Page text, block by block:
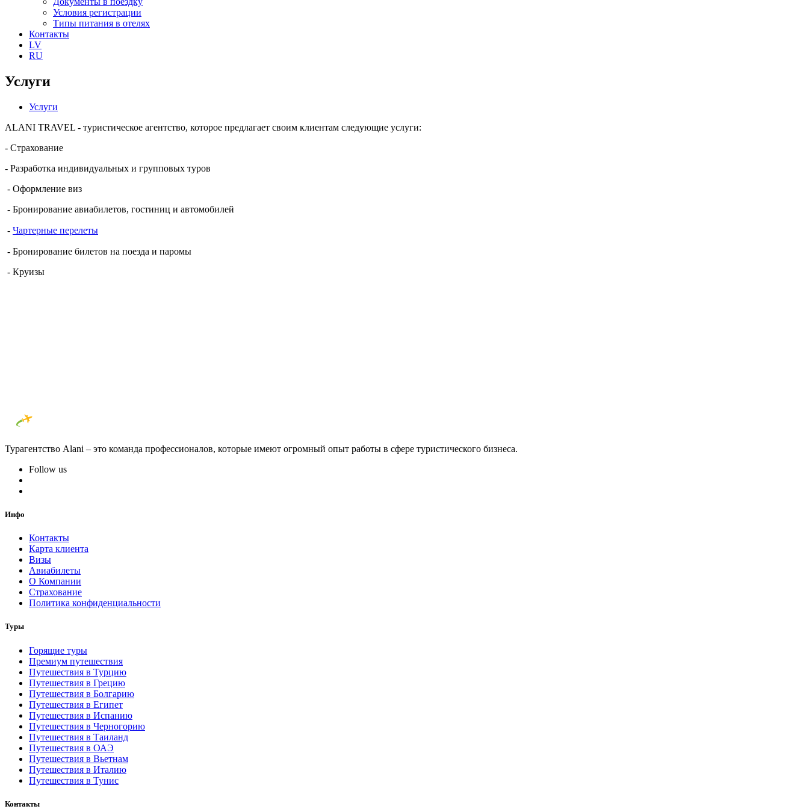
Условия регистрации
Типы питания в отелях
Контакты
LV
RU
Услуги
Услуги
ALANI TRAVEL - туристическое агентство, которое предлагает своим клиентам следующие услуги:
- Страхование
- Разработка индивидуальных и групповых туров
- Оформление виз
- Бронирование авиабилетов, гостиниц и автомобилей
- Чартерные перелеты
- Бронирование билетов на поезда и паромы
- Круизы
Турагентство Alani – это команда профессионалов, которые имеют огромный опыт работы в сфере туристического бизнеса.
Follow us
Инфо
Контакты
Карта клиента
Визы
Авиабилеты
О Компании
Страхование
Политика конфиденциальности
Туры
Горящие туры
Премиум путешествия
Путешествия в Турцию
Путешествия в Грецию
Путешествия в Болгарию
Путешествия в Египет
Путешествия в Испанию
Путешествия в Черногорию
Путешествия в Таиланд
Путешествия в ОАЭ
Путешествия в Вьетнам
Путешествия в Италию
Путешествия в Тунис
Контакты